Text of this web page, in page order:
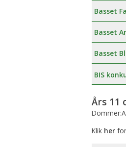
Basset
Basset
Basset
BIS
Års 11
Klik her